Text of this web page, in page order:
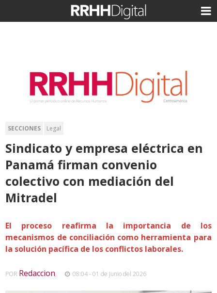
SECCIONES Legal
Sindicato y empresa eléctrica en
Panamá firman convenio
colectivo con mediación del
Mitradel
El proceso reafirma la importancia de los
mecanismos de conciliación como herramienta para
la solución pacífica de los conflictos laborales.
POR Redaccion, 08:04 - 01 de Junio del 2026